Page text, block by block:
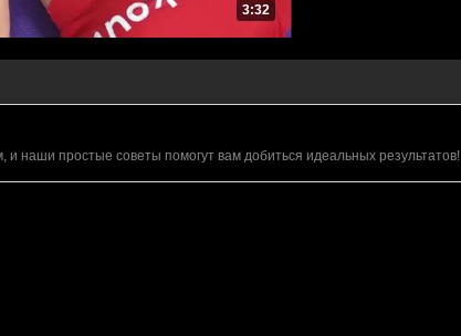
3:32
наши простые советы помогут вам добиться идеальных результатов!